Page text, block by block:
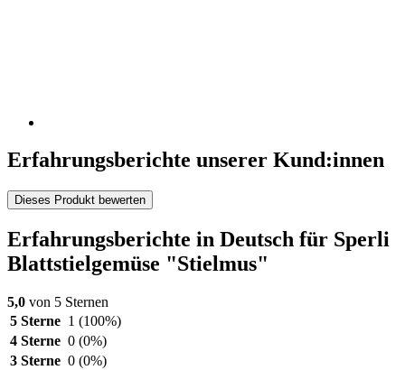
Erfahrungsberichte unserer Kund:innen
Dieses Produkt bewerten
Erfahrungsberichte in Deutsch für Sperli
Blattstielgemüse "Stielmus"
5,0 von 5 Sternen
5 Sterne 1 (100%)
4 Sterne 0 (0%)
3 Sterne 0 (0%)